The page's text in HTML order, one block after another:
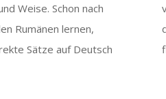
Weise. Schon nach
Rumänen lernen,
Sätze auf Deutsch